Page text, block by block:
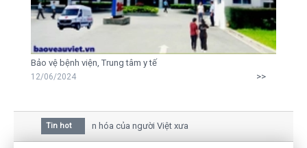
Bảo vệ bệnh viện, Trung tâm y tế
12/06/2024 >>
Tin hot
hoa mai trong văn hóa của người Việt xưa
giữa bức thư gửi mẹ của người... tử tù và của CEO